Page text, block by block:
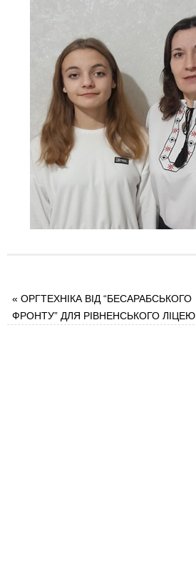
« ОРГТЕХНІКА ВІД “БЕСАРАБСЬКОГО
ФРОНТУ” ДЛЯ РІВНЕНСЬКОГО ЛІЦЕЮ